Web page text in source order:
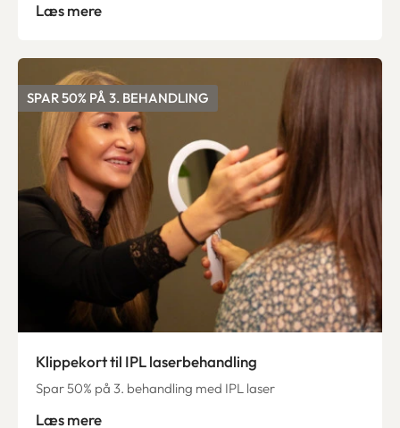
Læs mere
SPAR 50% PÅ 3. BEHANDLING
Klippekort til IPL laserbehandling
Spar 50% på 3. behandling med IPL laser
Læs mere